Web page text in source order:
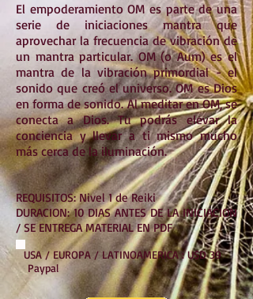
El empoderamiento OM es parte de una
serie de iniciaciones mantra que
aprovechar la frecuencia de vibración de
un mantra particular. OM (o Aum) es el
mantra de la vibración primordial - el
sonido que creó el universo. OM es Dios
en forma de sonido. Al meditar en OM, se
conecta a Dios. Tu podrás elevar la
conciencia y llevar a ti mismo mucho
más cerca de la iluminación.
REQUISITOS: Nivel 1 de Reiki
DURACION: 10 DIAS ANTES DE LA INICIACION
/ SE ENTREGA MATERIAL EN PDF
USA / EUROPA / LATINOAMERICA : U$D 39
Paypal